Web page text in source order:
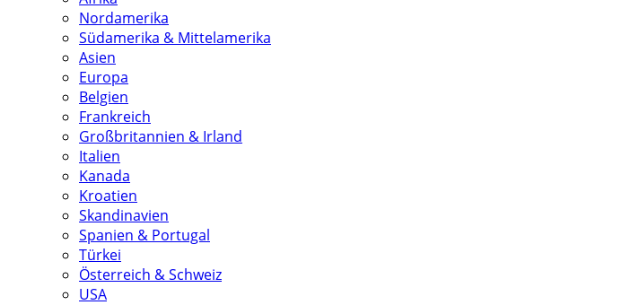
Nordamerika
Südamerika & Mittelamerika
Asien
Europa
Belgien
Frankreich
Großbritannien & Irland
Italien
Kanada
Kroatien
Skandinavien
Spanien & Portugal
Türkei
Österreich & Schweiz
USA